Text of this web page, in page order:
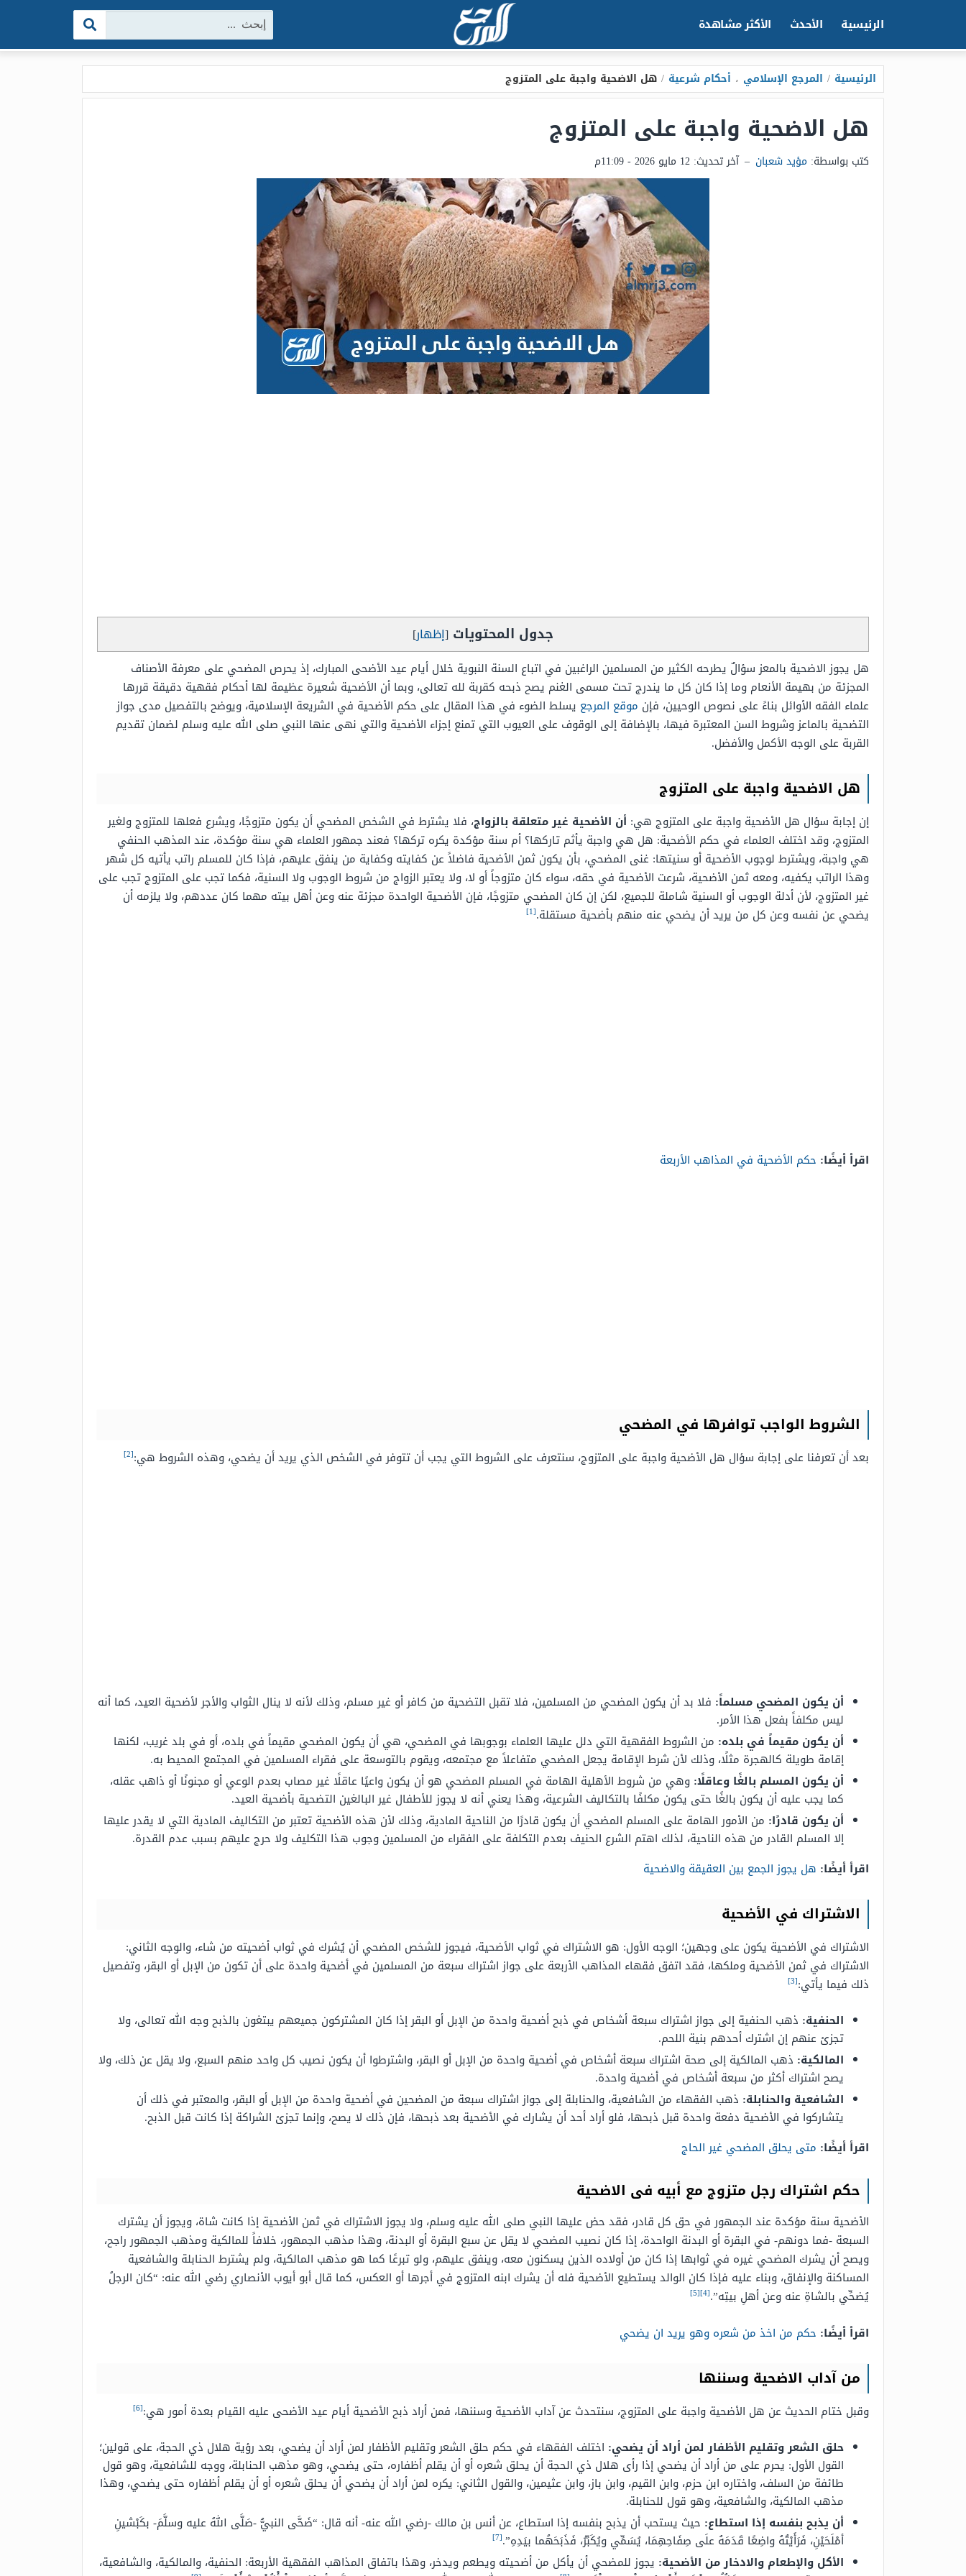
الرئيسية الأحدث الأكثر مشاهدة البحث:
الرئيسية / المرجع الإسلامي ، أحكام شرعية / هل الاضحية واجبة على المتزوج
هل الاضحية واجبة على المتزوج
كتب بواسطة: مؤيد شعبان – آخر تحديث: 12 مايو 2026 - 11:09م
جدول المحتويات [إظهار]
هل يجوز الاضحية بالمعز سؤالٌ يطرحه الكثير من المسلمين الراغبين في اتباع السنة النبوية خلال أيام عيد الأضحى المبارك، إذ يحرص المضحي على معرفة الأصناف
المجزئة من بهيمة الأنعام وما إذا كان كل ما يندرج تحت مسمى الغنم يصح ذبحه كقربة لله تعالى، وبما أن الأضحية شعيرة عظيمة لها أحكام فقهية دقيقة قررها
علماء الفقه الأوائل بناءً على نصوص الوحيين، فإن موقع المرجع يسلط الضوء في هذا المقال على حكم الأضحية في الشريعة الإسلامية، ويوضح بالتفصيل مدى جواز
التضحية بالماعز وشروط السن المعتبرة فيها، بالإضافة إلى الوقوف على العيوب التي تمنع إجزاء الأضحية والتي نهى عنها النبي صلى الله عليه وسلم لضمان تقديم
القربة على الوجه الأكمل والأفضل.
هل الاضحية واجبة على المتزوج
إن إجابة سؤال هل الأضحية واجبة على المتزوج هي: أن الأضحية غير متعلقة بالزواج، فلا يشترط في الشخص المضحي أن يكون متزوجًا، ويشرع فعلها للمتزوج ولغير
المتزوج، وقد اختلف العلماء في حكم الأضحية: هل هي واجبة يأثم تاركها؟ أم سنة مؤكدة يكره تركها؟ فعند جمهور العلماء هي سنة مؤكدة، عند المذهب الحنفي
هي واجبة، ويشترط لوجوب الأضحية أو سنيتها: غنى المضحي، بأن يكون ثمن الأضحية فاضلاً عن كفايته وكفاية من ينفق عليهم، فإذا كان للمسلم راتب يأتيه كل شهر
وهذا الراتب يكفيه، ومعه ثمن الأضحية، شرعت الأضحية في حقه، سواء كان متزوجاً أو لا، ولا يعتبر الزواج من شروط الوجوب ولا السنية، فكما تجب على المتزوج تجب على
غير المتزوج، لأن أدلة الوجوب أو السنية شاملة للجميع، لكن إن كان المضحي متزوجًا، فإن الأضحية الواحدة مجزئة عنه وعن أهل بيته مهما كان عددهم، ولا يلزمه أن
يضحي عن نفسه وعن كل من يريد أن يضحي عنه منهم بأضحية مستقلة.[1]
اقرأ أيضًا: حكم الأضحية في المذاهب الأربعة
الشروط الواجب توافرها في المضحي
بعد أن تعرفنا على إجابة سؤال هل الأضحية واجبة على المتزوج، سنتعرف على الشروط التي يجب أن تتوفر في الشخص الذي يريد أن يضحي، وهذه الشروط هي:[2]
أن يكون المضحي مسلماً: فلا بد أن يكون المضحي من المسلمين، فلا تقبل التضحية من كافر أو غير مسلم، وذلك لأنه لا ينال الثواب والأجر لأضحية العيد، كما أنه
ليس مكلفاً بفعل هذا الأمر.
أن يكون مقيماً في بلده: من الشروط الفقهية التي دلل عليها العلماء بوجوبها في المضحي، هي أن يكون المضحي مقيماً في بلده، أو في بلد غريب، لكنها
إقامة طويلة كالهجرة مثلًا، وذلك لأن شرط الإقامة يجعل المضحي متفاعلاً مع مجتمعه، ويقوم بالتوسعة على فقراء المسلمين في المجتمع المحيط به.
أن يكون المسلم بالغًا وعاقلًا: وهي من شروط الأهلية الهامة في المسلم المضحي هو أن يكون واعيًا عاقلًا غير مصاب بعدم الوعي أو مجنونًا أو ذاهب عقله،
كما يجب عليه أن يكون بالغًا حتى يكون مكلفًا بالتكاليف الشرعية، وهذا يعني أنه لا يجوز للأطفال غير البالغين التضحية بأضحية العيد.
أن يكون قادرًا: من الأمور الهامة على المسلم المضحي أن يكون قادرًا من الناحية المادية، وذلك لأن هذه الأضحية تعتبر من التكاليف المادية التي لا يقدر عليها
إلا المسلم القادر من هذه الناحية، لذلك اهتم الشرع الحنيف بعدم التكلفة على الفقراء من المسلمين وجوب هذا التكليف ولا حرج عليهم بسبب عدم القدرة.
اقرأ أيضًا: هل يجوز الجمع بين العقيقة والاضحية
الاشتراك في الأضحية
الاشتراك في الأضحية يكون على وجهين؛ الوجه الأول: هو الاشتراك في ثواب الأضحية، فيجوز للشخص المضحي أن يُشرك في ثواب أضحيته من شاء، والوجه الثاني:
الاشتراك في ثمن الأضحية وملكها، فقد اتفق فقهاء المذاهب الأربعة على جواز اشتراك سبعة من المسلمين في أضحية واحدة على أن تكون من الإبل أو البقر، وتفصيل
ذلك فيما يأتي:[3]
الحنفية: ذهب الحنفية إلى جواز اشتراك سبعة أشخاص في ذبح أضحية واحدة من الإبل أو البقر إذا كان المشتركون جميعهم يبتغون بالذبح وجه الله تعالى، ولا
تجزئ عنهم إن اشترك أحدهم بنية اللحم.
المالكية: ذهب المالكية إلى صحة اشتراك سبعة أشخاص في أضحية واحدة من الإبل أو البقر، واشترطوا أن يكون نصيب كل واحد منهم السبع، ولا يقل عن ذلك، ولا
يصح اشتراك أكثر من سبعة أشخاص في أضحية واحدة.
الشافعية والحنابلة: ذهب الفقهاء من الشافعية، والحنابلة إلى جواز اشتراك سبعة من المضحين في أضحية واحدة من الإبل أو البقر، والمعتبر في ذلك أن
يتشاركوا في الأضحية دفعة واحدة قبل ذبحها، فلو أراد أحد أن يشارك في الأضحية بعد ذبحها، فإن ذلك لا يصح، وإنما تجزئ الشراكة إذا كانت قبل الذبح.
اقرأ أيضًا: متى يحلق المضحي غير الحاج
حكم اشتراك رجل متزوج مع أبيه فى الاضحية
الأضحية سنة مؤكدة عند الجمهور في حق كل قادر، فقد حض عليها النبي صلى الله عليه وسلم، ولا يجوز الاشتراك في ثمن الأضحية إذا كانت شاة، ويجوز أن يشترك
السبعة -فما دونهم- في البقرة أو البدنة الواحدة، إذا كان نصيب المضحي لا يقل عن سبع البقرة أو البدنة، وهذا مذهب الجمهور، خلافاً للمالكية ومذهب الجمهور راجح،
ويصح أن يشرك المضحي غيره في ثوابها إذا كان من أولاده الذين يسكنون معه، وينفق عليهم، ولو تبرعًا كما هو مذهب المالكية، ولم يشترط الحنابلة والشافعية
المساكنة والإنفاق، وبناء عليه فإذا كان الوالد يستطيع الأضحية فله أن يشرك ابنه المتزوج في أجرها أو العكس، كما قال أبو أيوب الأنصاري رضي الله عنه: “كان الرجلُ
يُضحِّي بالشاةِ عنه وعن أهلِ بيتِه”.[4]
[5]
اقرأ أيضًا: حكم من اخذ من شعره وهو يريد ان يضحي
من آداب الاضحية وسننها
وقبل ختام الحديث عن هل الأضحية واجبة على المتزوج، سنتحدث عن آداب الأضحية وسننها، فمن أراد ذبح الأضحية أيام عيد الأضحى عليه القيام بعدة أمور هي:[6]
حلق الشعر وتقليم الأظفار لمن أراد أن يضحي: اختلف الفقهاء في حكم حلق الشعر وتقليم الأظفار لمن أراد أن يضحي، بعد رؤية هلال ذي الحجة، على قولين؛
القول الأول: يحرم على من أراد أن يضحي إذا رأى هلال ذي الحجة أن يحلق شعره أو أن يقلم أظفاره، حتى يضحي، وهو مذهب الحنابلة، ووجه للشافعية، وهو قول
طائفة من السلف، واختاره ابن حزم، وابن القيم، وابن باز، وابن عثيمين، والقول الثاني: يكره لمن أراد أن يضحي أن يحلق شعره أو أن يقلم أظفاره حتى يضحي، وهذا
مذهب المالكية، والشافعية، وهو قول للحنابلة.
أن يذبح بنفسه إذا استطاع: حيث يستحب أن يذبح بنفسه إذا استطاع، عن أنس بن مالك -رضي الله عنه- أنه قال: “ضَحَّى النبيُّ -صَلَّى اللهُ عليه وسلَّمَ- بكَبْشينِ
أمْلَحَيْنِ، فَرَأَيْتُهُ واضِعًا قَدَمَهُ علَى صِفَاحِهِمَا، يُسَمِّي ويُكَبِّرُ، فَذَبَحَهُما بيَدِهِ”.[7]
الأكل والإطعام والادخار من الأضحية: يجوز للمضحي أن يأكل من أضحيته ويطعم ويدخر، وهذا باتفاق المذاهب الفقهية الأربعة: الحنفية، والمالكية، والشافعية،